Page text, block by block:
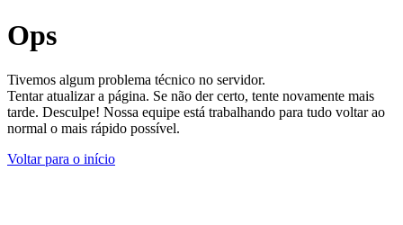
Ops
Tivemos algum problema técnico no servidor.
Tentar atualizar a página. Se não der certo, tente novamente mais
tarde. Desculpe! Nossa equipe está trabalhando para tudo voltar ao
normal o mais rápido possível.
Voltar para o início